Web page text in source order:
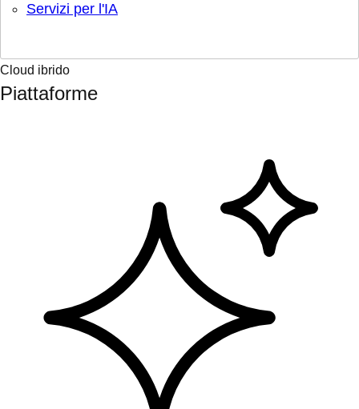
Servizi per l'IA
Cloud ibrido
Piattaforme